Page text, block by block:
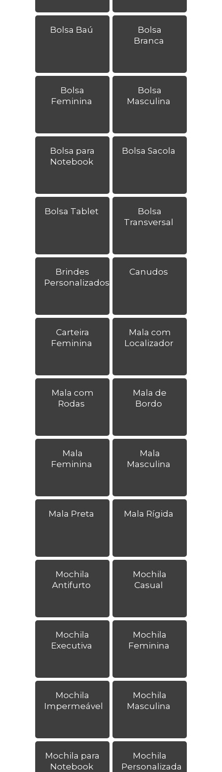
Bolsa Baú
Bolsa
Branca
Bolsa
Feminina
Bolsa
Masculina
Bolsa para
Notebook
Bolsa Sacola
Bolsa Tablet
Bolsa
Transversal
Brindes
Personalizados
Canudos
Carteira
Feminina
Mala com
Localizador
Mala com
Rodas
Mala de
Bordo
Mala
Feminina
Mala
Masculina
Mala Preta Mala Rígida
Mochila
Antifurto
Mochila
Casual
Mochila
Executiva
Mochila
Feminina
Mochila
Impermeável
Mochila
Masculina
Mochila para
Notebook
Mochila
Personalizada